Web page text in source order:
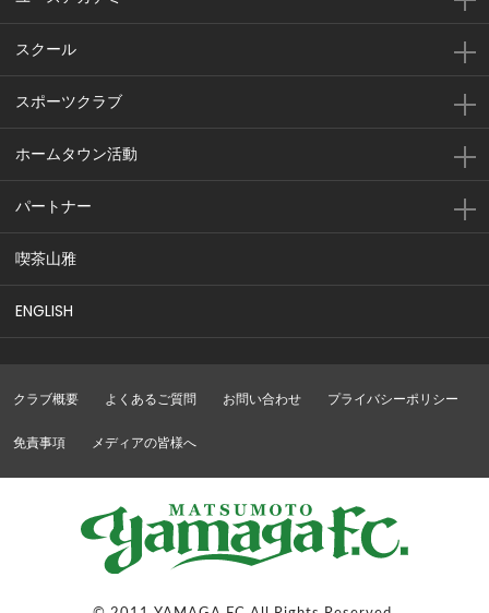
スクール
スポーツクラブ
ホームタウン活動
パートナー
喫茶山雅
ENGLISH
クラブ概要 よくあるご質問 お問い合わせ プライバシーポリシー
免責事項 メディアの皆様へ